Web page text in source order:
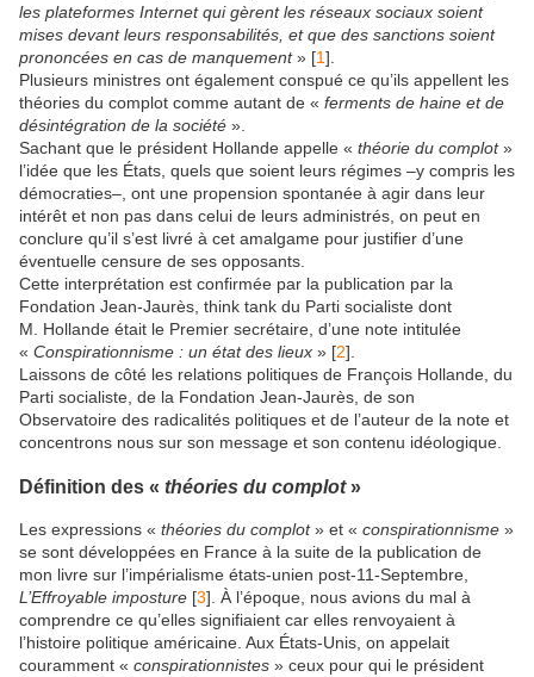
les plateformes Internet qui gèrent les réseaux sociaux soient
mises devant leurs responsabilités, et que des sanctions soient
prononcées en cas de manquement» [1].
Plusieurs ministres ont également conspué ce qu’ils appellent les
théories du complot comme autant de « ferments de haine et de
désintégration de la société ».
Sachant que le président Hollande appelle « théorie du complot»
l’idée que les États, quels que soient leurs régimes –y compris les
démocraties–, ont une propension spontanée à agir dans leur
intérêt et non pas dans celui de leurs administrés, on peut en
conclure qu’il s’est livré à cet amalgame pour justifier d’une
éventuelle censure de ses opposants.
Cette interprétation est confirmée par la publication par la
Fondation Jean-Jaurès, think tank du Parti socialiste dont
M. Hollande était le Premier secrétaire, d’une note intitulée
« Conspirationnisme : un état des lieux » [2].
Laissons de côté les relations politiques de François Hollande, du
Parti socialiste, de la Fondation Jean-Jaurès, de son
Observatoire des radicalités politiques et de l’auteur de la note et
concentrons nous sur son message et son contenu idéologique.
Définition des « théories du complot»
Les expressions « théories du complot» et « conspirationnisme »
se sont développées en France à la suite de la publication de
mon livre sur l’impérialisme états-unien post-11-Septembre,
L’Effroyable imposture [3]. À l’époque, nous avions du mal à
comprendre ce qu’elles signifiaient car elles renvoyaient à
l’histoire politique américaine. Aux États-Unis, on appelait
couramment « conspirationnistes » ceux pour qui le président